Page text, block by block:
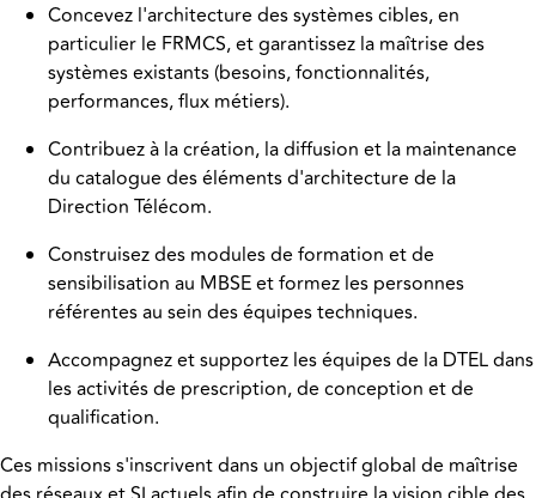
Concevez l'architecture des systèmes cibles, en
particulier le FRMCS, et garantissez la maîtrise des
systèmes existants (besoins, fonctionnalités,
performances, flux métiers).
Contribuez à la création, la diffusion et la maintenance
du catalogue des éléments d'architecture de la
Direction Télécom.
Construisez des modules de formation et de
sensibilisation au MBSE et formez les personnes
référentes au sein des équipes techniques.
Accompagnez et supportez les équipes de la DTEL dans
les activités de prescription, de conception et de
qualification.
Ces missions s'inscrivent dans un objectif global de maîtrise